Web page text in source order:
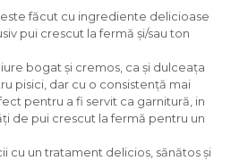
făcut cu ingrediente delicioase
pui crescut la fermă și/sau ton
bogat și cremos, ca și dulceața
pisici, dar cu o consistență mai
pentru a fi servit ca garnitură, in
de pui crescut la fermă pentru un
cu un tratament delicios, sănătos și